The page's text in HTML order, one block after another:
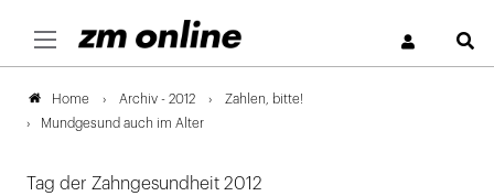
Home Archiv - 2012
Zahlen, bitte!
Mundgesund auch im Alter
Tag der Zahngesundheit 2012